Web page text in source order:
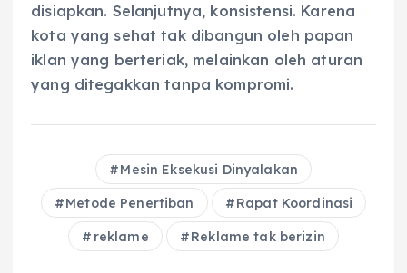
disiapkan. Selanjutnya, konsistensi. Karena
kota yang sehat tak dibangun oleh papan
iklan yang berteriak, melainkan oleh aturan
yang ditegakkan tanpa kompromi.
Mesin Eksekusi Dinyalakan
Metode Penertiban Rapat Koordinasi
reklame Reklame tak berizin